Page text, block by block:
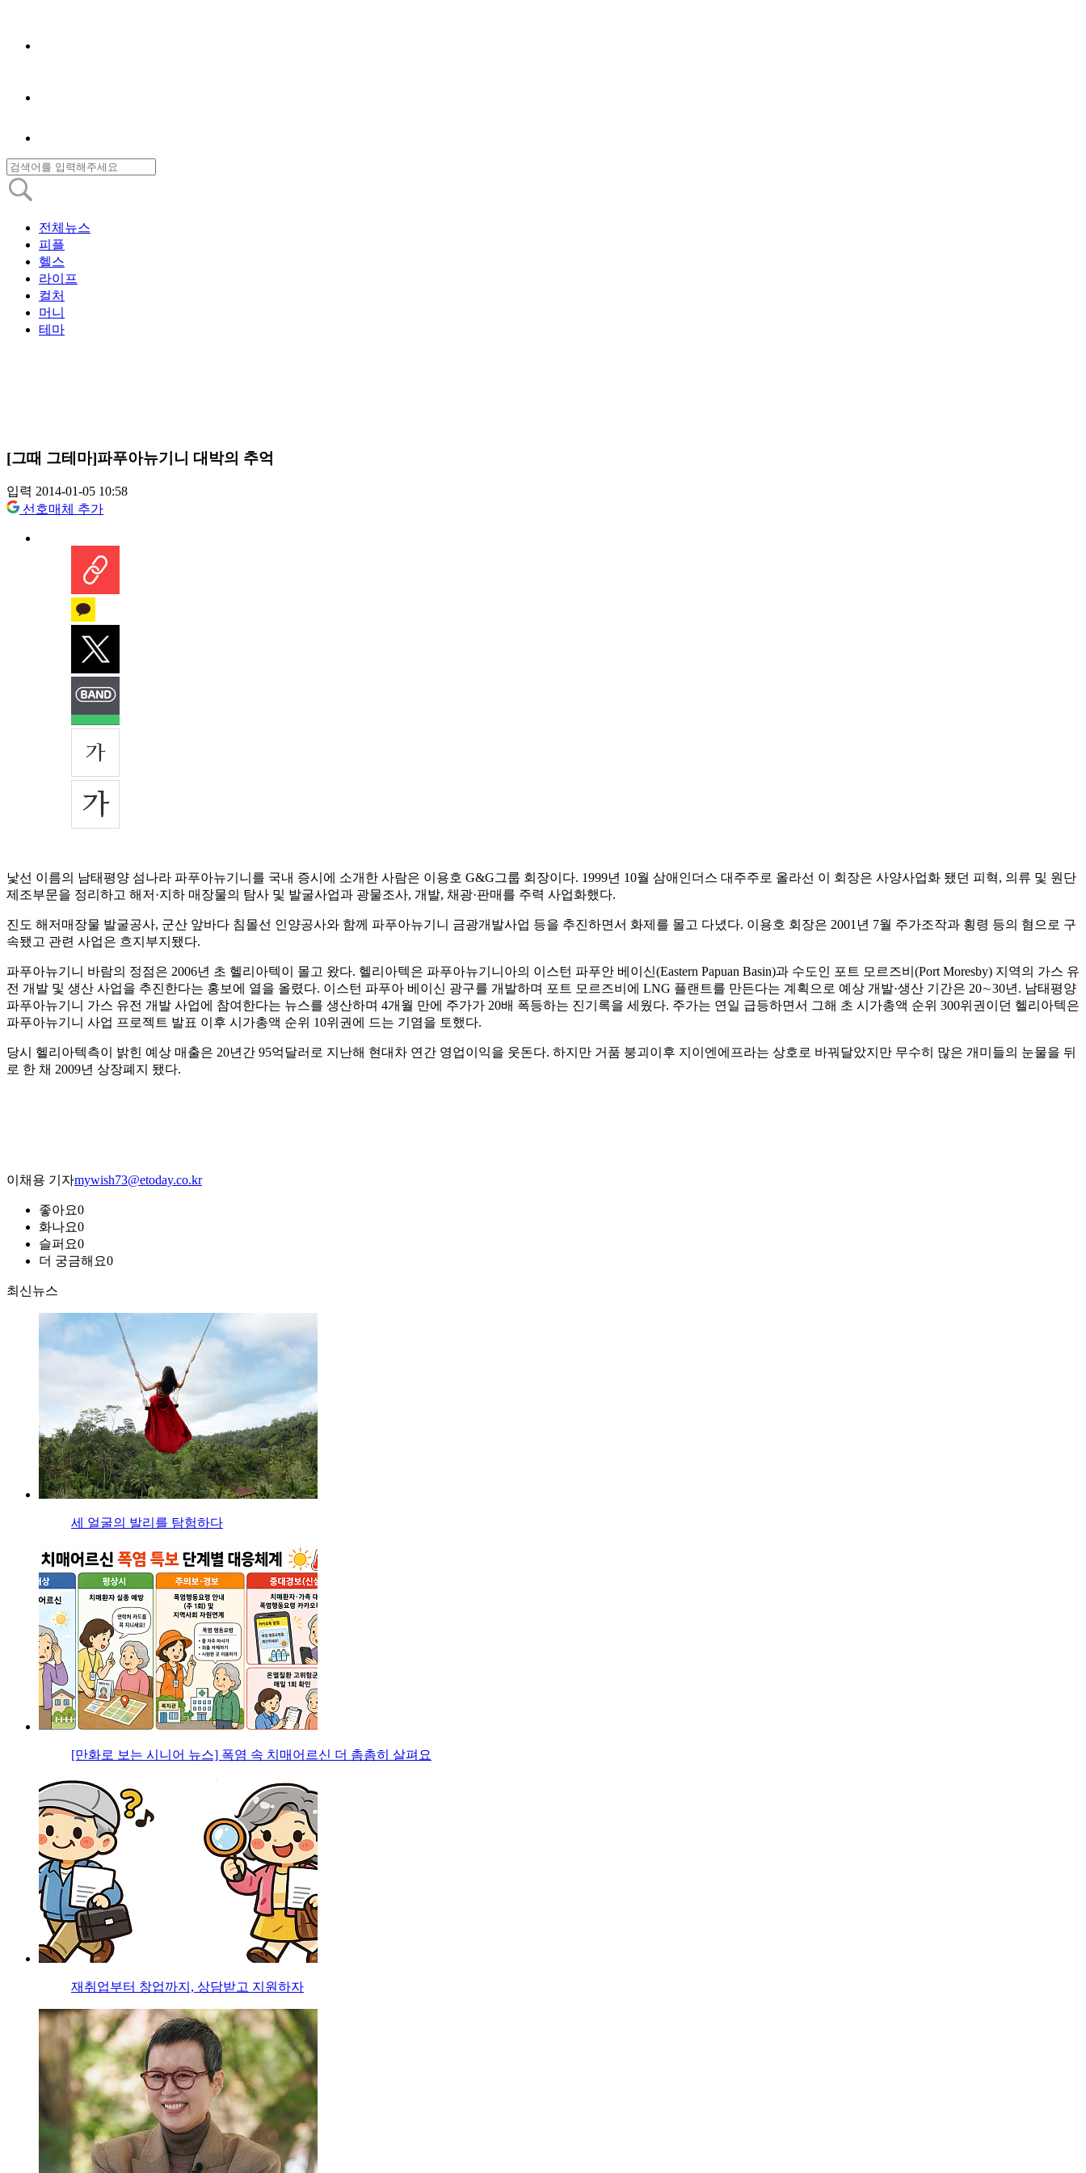
전체뉴스
피플
헬스
라이프
컬처
머니
테마
[그때 그테마]파푸아뉴기니 대박의 추억
입력 2014-01-05 10:58
선호매체 추가
낯선 이름의 남태평양 섬나라 파푸아뉴기니를 국내 증시에 소개한 사람은 이용호 G&G그룹 회장이다. 1999년 10월 삼애인더스 대주주로 올라선 이 회장은 사양사업화 됐던 피혁, 의류 및 원단
제조부문을 정리하고 해저·지하 매장물의 탐사 및 발굴사업과 광물조사, 개발, 채광·판매를 주력 사업화했다.
진도 해저매장물 발굴공사, 군산 앞바다 침몰선 인양공사와 함께 파푸아뉴기니 금광개발사업 등을 추진하면서 화제를 몰고 다녔다. 이용호 회장은 2001년 7월 주가조작과 횡령 등의 혐으로 구
속됐고 관련 사업은 흐지부지됐다.
파푸아뉴기니 바람의 정점은 2006년 초 헬리아텍이 몰고 왔다. 헬리아텍은 파푸아뉴기니아의 이스턴 파푸안 베이신(Eastern Papuan Basin)과 수도인 포트 모르즈비(Port Moresby) 지역의 가스 유
전 개발 및 생산 사업을 추진한다는 홍보에 열을 올렸다. 이스턴 파푸아 베이신 광구를 개발하며 포트 모르즈비에 LNG 플랜트를 만든다는 계획으로 예상 개발·생산 기간은 20∼30년. 남태평양
파푸아뉴기니 가스 유전 개발 사업에 참여한다는 뉴스를 생산하며 4개월 만에 주가가 20배 폭등하는 진기록을 세웠다. 주가는 연일 급등하면서 그해 초 시가총액 순위 300위권이던 헬리아텍은
파푸아뉴기니 사업 프로젝트 발표 이후 시가총액 순위 10위권에 드는 기염을 토했다.
당시 헬리아텍측이 밝힌 예상 매출은 20년간 95억달러로 지난해 현대차 연간 영업이익을 웃돈다. 하지만 거품 붕괴이후 지이엔에프라는 상호로 바꿔달았지만 무수히 많은 개미들의 눈물을 뒤
로 한 채 2009년 상장폐지 됐다.
이채용 기자mywish73@etoday.co.kr
좋아요0
화나요0
슬퍼요0
더 궁금해요0
최신뉴스
세 얼굴의 발리를 탐험하다
[만화로 보는 시니어 뉴스] 폭염 속 치매어르신 더 촘촘히 살펴요
재취업부터 창업까지, 상담받고 지원하자